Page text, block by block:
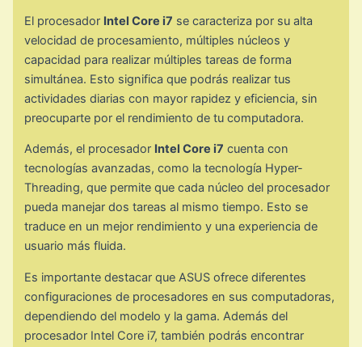
El procesador Intel Core i7 se caracteriza por su alta
velocidad de procesamiento, múltiples núcleos y
capacidad para realizar múltiples tareas de forma
simultánea. Esto significa que podrás realizar tus
actividades diarias con mayor rapidez y eficiencia, sin
preocuparte por el rendimiento de tu computadora.
Además, el procesador Intel Core i7 cuenta con
tecnologías avanzadas, como la tecnología Hyper-
Threading, que permite que cada núcleo del procesador
pueda manejar dos tareas al mismo tiempo. Esto se
traduce en un mejor rendimiento y una experiencia de
usuario más fluida.
Es importante destacar que ASUS ofrece diferentes
configuraciones de procesadores en sus computadoras,
dependiendo del modelo y la gama. Además del
procesador Intel Core i7, también podrás encontrar